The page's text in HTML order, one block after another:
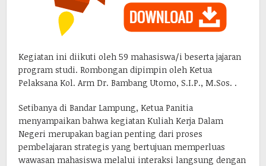
Kegiatan ini diikuti oleh 59 mahasiswa/i beserta jajaran
program studi. Rombongan dipimpin oleh Ketua
Pelaksana Kol. Arm Dr. Bambang Utomo, S.I.P., M.Sos. .
Setibanya di Bandar Lampung, Ketua Panitia
menyampaikan bahwa kegiatan Kuliah Kerja Dalam
Negeri merupakan bagian penting dari proses
pembelajaran strategis yang bertujuan memperluas
wawasan mahasiswa melalui interaksi langsung dengan